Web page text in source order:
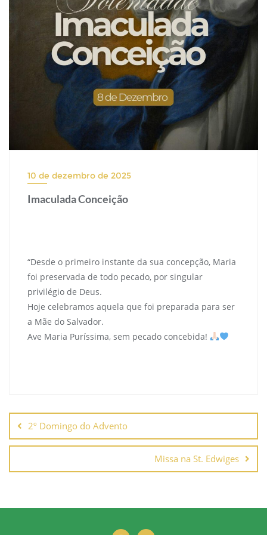
10 de dezembro de 2025
Imaculada Conceição
“Desde o primeiro instante da sua concepção, Maria
foi preservada de todo pecado, por singular
privilégio de Deus.
Hoje celebramos aquela que foi preparada para ser
a Mãe do Salvador.
Ave Maria Puríssima, sem pecado concebida!
de
Post2º Domingo do Advento
Missa na St. Edwiges